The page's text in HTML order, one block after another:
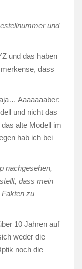
und
und das haben
dass
Aaaaaaaber:
und nicht das
alte Modell im
hab ich bei
nachgesehen,
dass mein
zu
10 Jahren auf
weder die
noch die